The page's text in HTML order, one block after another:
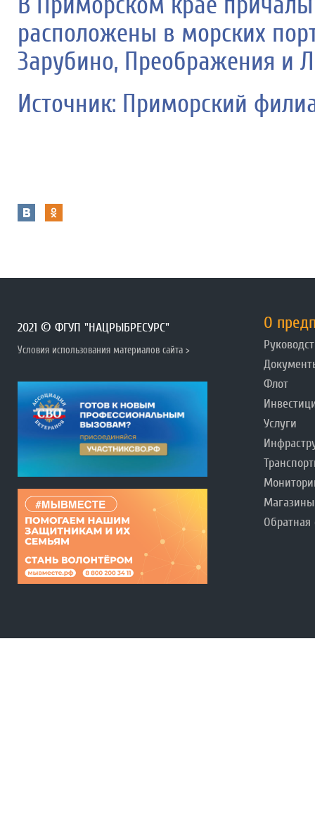
расположены в морских
Зарубино, Преображения и
Источник: Приморский
2021 © ФГУП "НАЦРЫБРЕСУРС"
Условия использования материалов сайта >
О
Флот
Услуги
Магазины
Обратная